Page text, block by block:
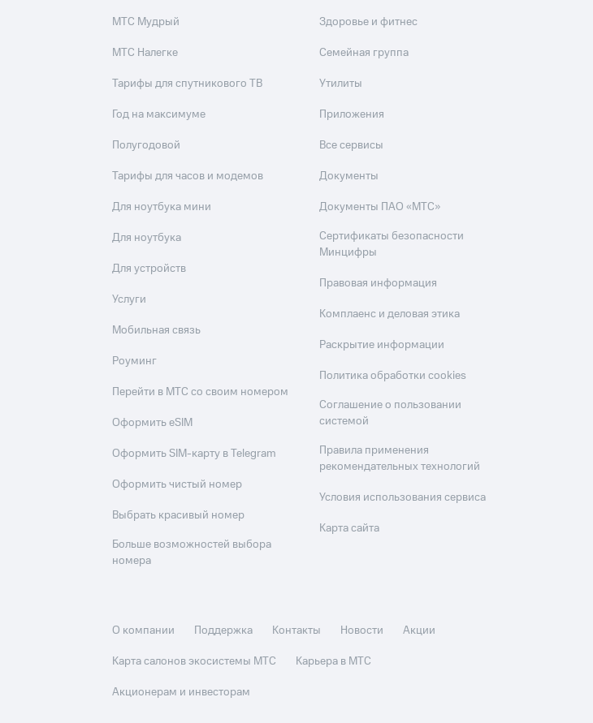
МТС Мудрый
МТС Налегке
Тарифы для спутникового ТВ
Год на максимуме
Полугодовой
Тарифы для часов и модемов
Для ноутбука мини
Для ноутбука
Для устройств
Услуги
Мобильная связь
Роуминг
Перейти в МТС со своим номером
Оформить eSIM
Оформить SIM-карту в Telegram
Оформить чистый номер
Выбрать красивый номер
Больше возможностей выбора
номера
Здоровье и фитнес
Семейная группа
Утилиты
Приложения
Все сервисы
Документы
Документы ПАО «МТС»
Сертификаты безопасности
Минцифры
Правовая информация
Комплаенс и деловая этика
Раскрытие информации
Политика обработки cookies
Соглашение о пользовании
системой
Правила применения
рекомендательных технологий
Условия использования сервиса
Карта сайта
О компании Поддержка Контакты Новости
Акции
Карта салонов экосистемы МТС
Карьера в МТС
Акционерам и инвесторам